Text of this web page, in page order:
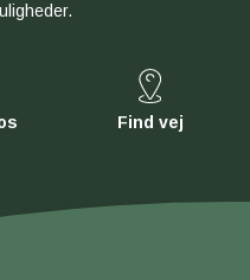
Find vej